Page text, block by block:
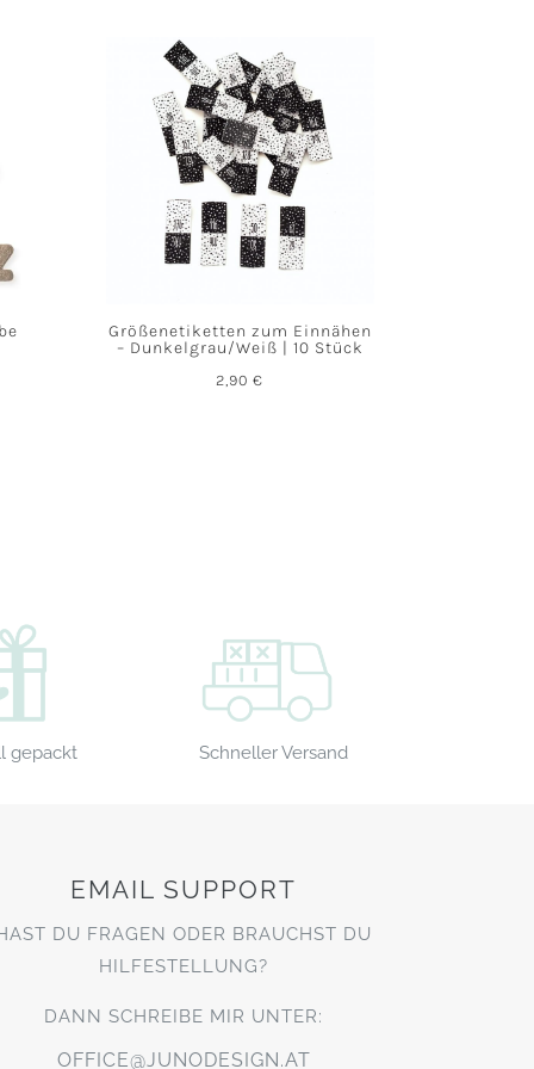
Größenetiketten zum Einnähen
– Dunkelgrau/Weiß | 10 Stück
2,90€
gepackt Schneller Versand
EMAIL SUPPORT
DU FRAGEN ODER BRAUCHST DU
HILFESTELLUNG?
DANN SCHREIBE MIR UNTER:
OFFICE@JUNODESIGN.AT